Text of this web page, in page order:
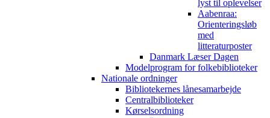
lyst til oplevelser
Aabenraa:
Orienteringsløb
med
litteraturposter
Danmark Læser Dagen
Modelprogram for folkebiblioteker
Nationale ordninger
Bibliotekernes lånesamarbejde
Centralbiblioteker
Kørselsordning